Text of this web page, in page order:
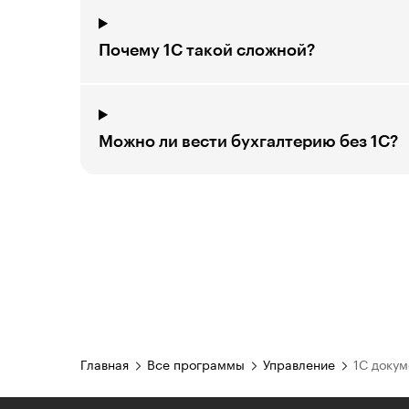
Почему 1С такой сложной?
Можно ли вести бухгалтерию без 1С?
Главная Все программы Управление 1С